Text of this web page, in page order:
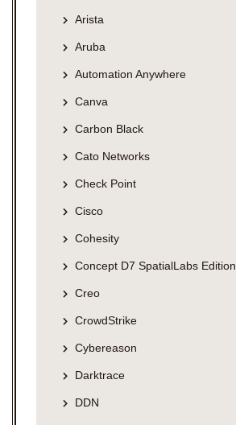
Arista
Aruba
Automation Anywhere
Canva
Carbon Black
Cato Networks
Check Point
Cisco
Cohesity
Concept D7 SpatialLabs Edition
Creo
CrowdStrike
Cybereason
Darktrace
DDN